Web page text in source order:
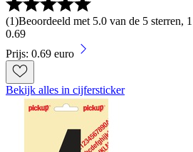
(1)Beoordeeld met 5.0 van de 5 sterren,
0.69
Prijs: 0.69 euro
Bekijk alles in cijfersticker